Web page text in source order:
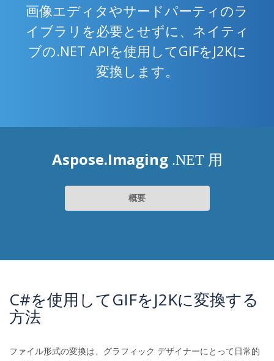
画像エディタやサードパーティのラ
イブラリを必要とせずに、ネイティ
ブの.NET APIを使用してGIFをJ2Kに
変換します。
Aspose.Imaging .NET 用
概要
C#を使用してGIFをJ2Kに変換する
方法
ファイル形式の変換は、グラフィック デザイナーにとって日常的